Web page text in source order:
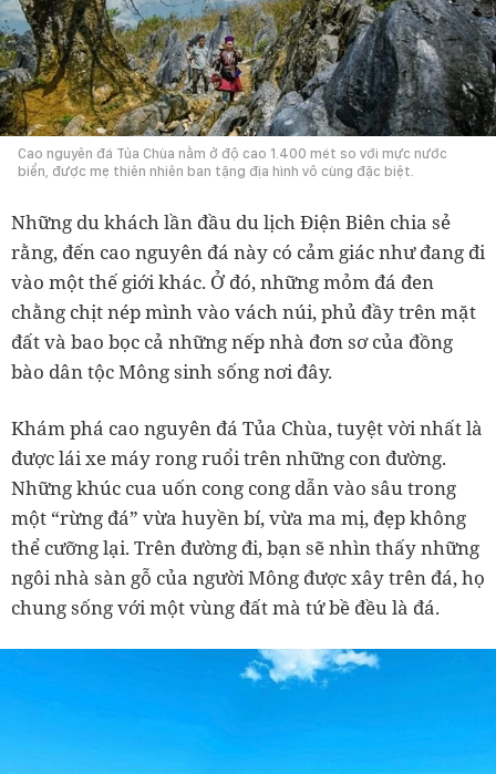
Cao nguyên đá Tủa Chùa nằm ở độ cao 1.400 mét so với mực nước
biển, được mẹ thiên nhiên ban tặng địa hình vô cùng đặc biệt.
Những du khách lần đầu du lịch Điện Biên chia sẻ
rằng, đến cao nguyên đá này có cảm giác như đang đi
vào một thế giới khác. Ở đó, những mỏm đá đen
chằng chịt nép mình vào vách núi, phủ đầy trên mặt
đất và bao bọc cả những nếp nhà đơn sơ của đồng
bào dân tộc Mông sinh sống nơi đây.
Khám phá cao nguyên đá Tủa Chùa, tuyệt vời nhất là
được lái xe máy rong ruổi trên những con đường.
Những khúc cua uốn cong cong dẫn vào sâu trong
một “rừng đá” vừa huyền bí, vừa ma mị, đẹp không
thể cưỡng lại. Trên đường đi, bạn sẽ nhìn thấy những
ngôi nhà sàn gỗ của người Mông được xây trên đá, họ
chung sống với một vùng đất mà tứ bề đều là đá.